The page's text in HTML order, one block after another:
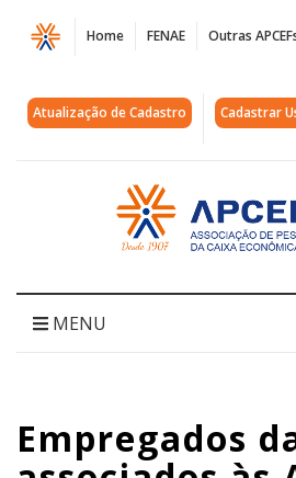
Página
Empregados
da
associados
concorrem
de
Home FENAE Outras
Atualização de Cadastro Cadastrar
Acessar
página
inicial
MENU
Empregados